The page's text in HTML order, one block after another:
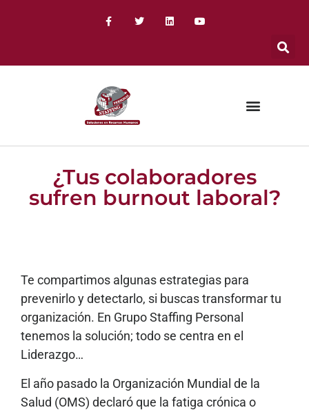
¿Tus colaboradores
sufren burnout laboral?
Te compartimos algunas estrategias para
prevenirlo y detectarlo, si buscas transformar tu
organización. En Grupo Staffing Personal
tenemos la solución; todo se centra en el
Liderazgo…
El año pasado la Organización Mundial de la
Salud (OMS) declaró que la fatiga crónica o